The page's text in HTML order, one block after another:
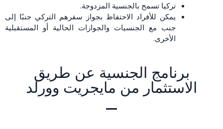
تركيا تسمح بالجنسية المزدوجة.
يمكن للأفراد الاحتفاظ بجواز سفرهم التركي جنبًا إلى
جنب مع الجنسيات والجوازات الحالية أو المستقبلية
الأخرى.
برنامج الجنسية عن طريق
الاستثمار من مايجريت وورلد